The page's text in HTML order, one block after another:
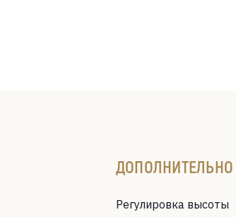
ДОПОЛНИТЕЛЬНО
Регулировка высоты